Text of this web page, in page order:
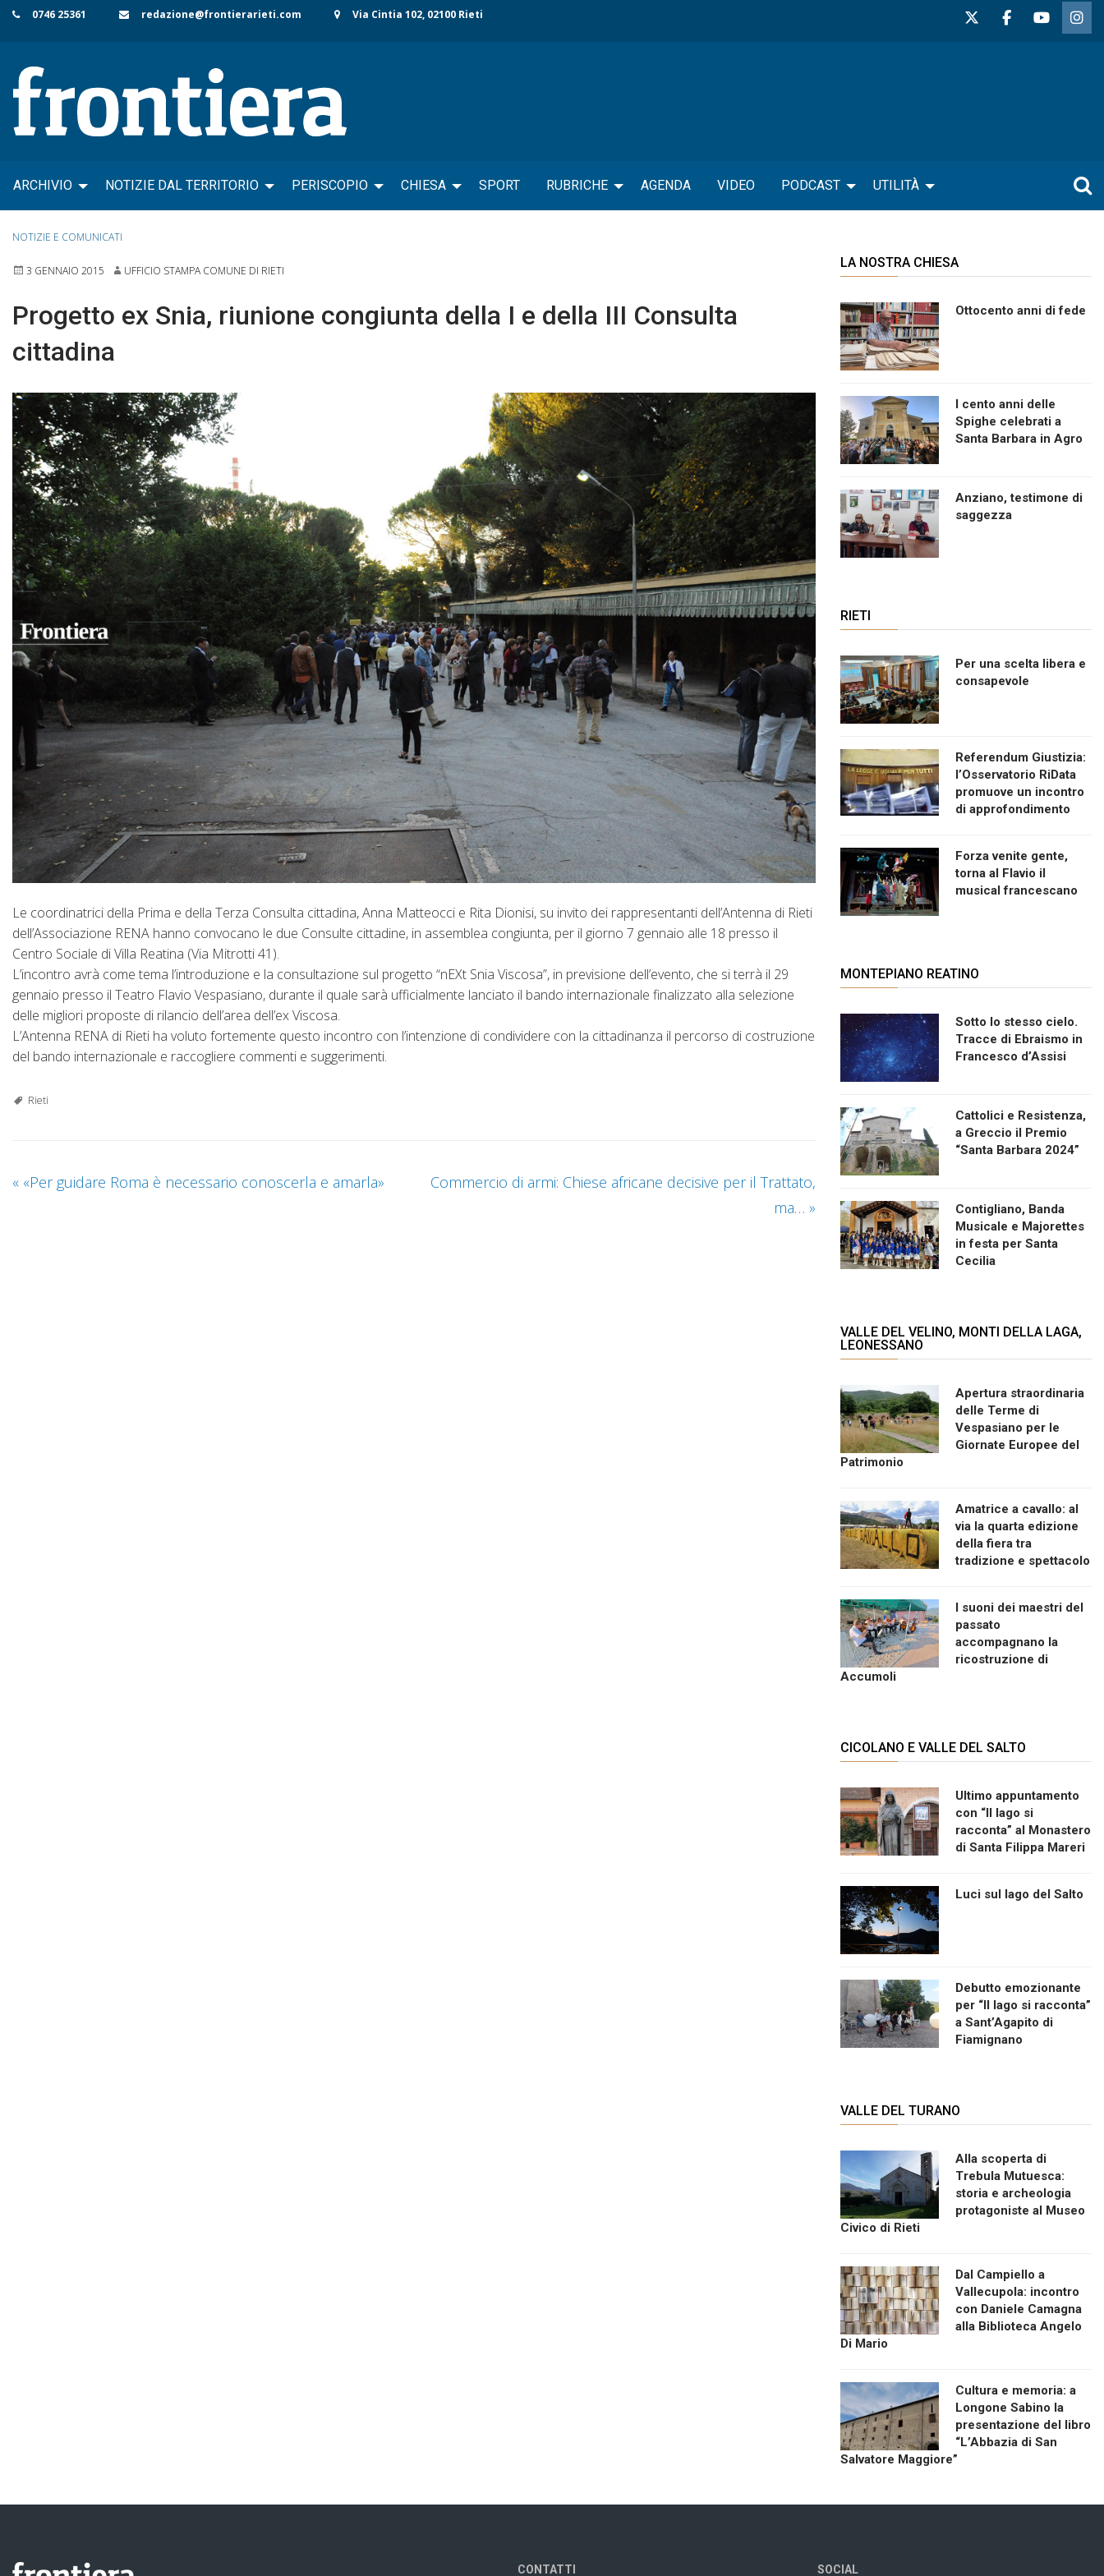
Skip
content
0746 25361 redazione@frontierarieti.com Via Cintia 102, 02100 Rieti
ARCHIVIO NOTIZIE DAL TERRITORIO PERISCOPIO CHIESA SPORT RUBRICHE AGENDA VIDEO PODCAST UTILITÀ
NOTIZIE E COMUNICATI
3 GENNAIO 2015 UFFICIO STAMPA COMUNE DI RIETI
Progetto ex Snia, riunione congiunta della I e della III Consulta
cittadina
Le coordinatrici della Prima e della Terza Consulta cittadina, Anna Matteocci e Rita Dionisi, su invito dei rappresentanti dell’Antenna di Rieti
dell’Associazione RENA hanno convocano le due Consulte cittadine, in assemblea congiunta, per il giorno 7 gennaio alle 18 presso il
Centro Sociale di Villa Reatina (Via Mitrotti 41).
L’incontro avrà come tema l’introduzione e la consultazione sul progetto “nEXt Snia Viscosa”, in previsione dell’evento, che si terrà il 29
gennaio presso il Teatro Flavio Vespasiano, durante il quale sarà ufficialmente lanciato il bando internazionale finalizzato alla selezione
delle migliori proposte di rilancio dell’area dell’ex Viscosa.
L’Antenna RENA di Rieti ha voluto fortemente questo incontro con l’intenzione di condividere con la cittadinanza il percorso di costruzione
del bando internazionale e raccogliere commenti e suggerimenti.
Rieti
« «Per guidare Roma è necessario conoscerla e amarla»
Commercio di armi: Chiese africane decisive per il Trattato,
ma… »
LA NOSTRA CHIESA
Ottocento anni di fede
I cento anni delle
Spighe celebrati a
Santa Barbara in Agro
Anziano, testimone di
saggezza
RIETI
Per una scelta libera e
consapevole
Referendum Giustizia:
l’Osservatorio RiData
promuove un incontro
di approfondimento
Forza venite gente,
torna al Flavio il
musical francescano
MONTEPIANO REATINO
Sotto lo stesso cielo.
Tracce di Ebraismo in
Francesco d’Assisi
Cattolici e Resistenza,
a Greccio il Premio
“Santa Barbara 2024”
Contigliano, Banda
Musicale e Majorettes
in festa per Santa
Cecilia
VALLE DEL VELINO, MONTI DELLA LAGA,
LEONESSANO
Apertura straordinaria
delle Terme di
Vespasiano per le
Giornate Europee del
Patrimonio
Amatrice a cavallo: al
via la quarta edizione
della fiera tra
tradizione e spettacolo
I suoni dei maestri del
passato
accompagnano la
ricostruzione di
Accumoli
CICOLANO E VALLE DEL SALTO
Ultimo appuntamento
con “Il lago si
racconta” al Monastero
di Santa Filippa Mareri
Luci sul lago del Salto
Debutto emozionante
per “Il lago si racconta”
a Sant’Agapito di
Fiamignano
VALLE DEL TURANO
Alla scoperta di
Trebula Mutuesca:
storia e archeologia
protagoniste al Museo
Civico di Rieti
Dal Campiello a
Vallecupola: incontro
con Daniele Camagna
alla Biblioteca Angelo
Di Mario
Cultura e memoria: a
Longone Sabino la
presentazione del libro
“L’Abbazia di San
Salvatore Maggiore”
CONTATTI SOCIAL